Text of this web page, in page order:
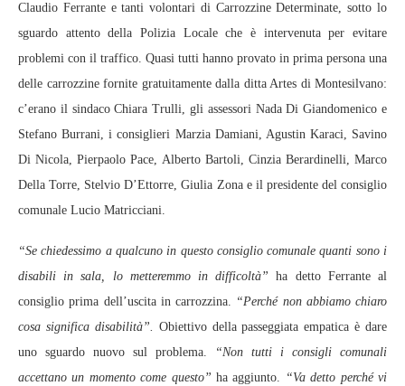
Claudio Ferrante e tanti volontari di Carrozzine Determinate, sotto lo
sguardo attento della Polizia Locale che è intervenuta per evitare
problemi con il traffico. Quasi tutti hanno provato in prima persona una
delle carrozzine fornite gratuitamente dalla ditta Artes di Montesilvano:
c’erano il sindaco Chiara Trulli, gli assessori Nada Di Giandomenico e
Stefano Burrani, i consiglieri Marzia Damiani, Agustin Karaci, Savino
Di Nicola, Pierpaolo Pace, Alberto Bartoli, Cinzia Berardinelli, Marco
Della Torre, Stelvio D’Ettorre, Giulia Zona e il presidente del consiglio
comunale Lucio Matricciani.
“Se chiedessimo a qualcuno in questo consiglio comunale quanti sono i
disabili in sala, lo metteremmo in difficoltà” ha detto Ferrante al
consiglio prima dell’uscita in carrozzina. “Perché non abbiamo chiaro
cosa significa disabilità”. Obiettivo della passeggiata empatica è dare
uno sguardo nuovo sul problema. “Non tutti i consigli comunali
accettano un momento come questo” ha aggiunto. “Va detto perché vi